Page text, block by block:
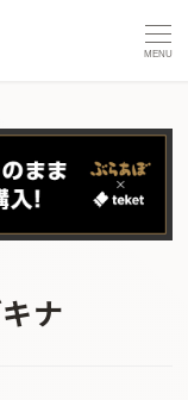
MENU
ナ